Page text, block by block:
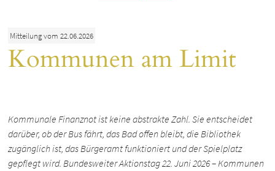
Mitteilung vom 22.06.2026
Kommunen am Limit
Kommunale Finanznot ist keine abstrakte Zahl. Sie entscheidet
darüber, ob der Bus fährt, das Bad offen bleibt, die Bibliothek
zugänglich ist, das Bürgeramt funktioniert und der Spielplatz
gepflegt wird. Bundesweiter Aktionstag 22. Juni 2026 – Kommunen